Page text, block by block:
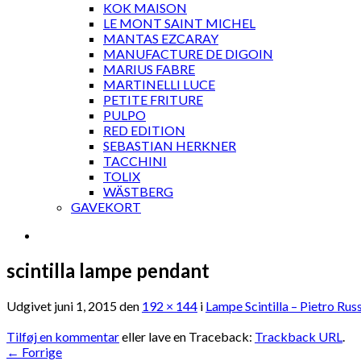
KOK MAISON
LE MONT SAINT MICHEL
MANTAS EZCARAY
MANUFACTURE DE DIGOIN
MARIUS FABRE
MARTINELLI LUCE
PETITE FRITURE
PULPO
RED EDITION
SEBASTIAN HERKNER
TACCHINI
TOLIX
WÄSTBERG
GAVEKORT
scintilla lampe pendant
Udgivet juni 1, 2015den 192 × 144 i Lampe Scintilla – Pietro
Tilføj en kommentareller lave en Traceback: Trackback URL.
← Forrige